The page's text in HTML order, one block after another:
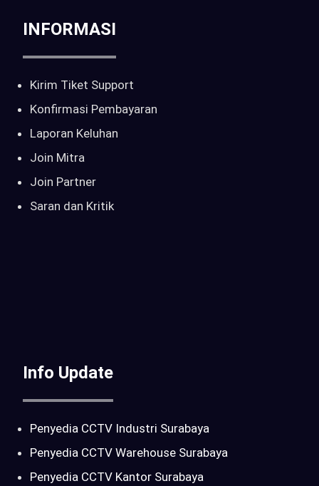
INFORMASI
Kirim Tiket Support
Konfirmasi Pembayaran
Laporan Keluhan
Join Mitra
Join Partner
Saran dan Kritik
Info Update
Penyedia CCTV Industri Surabaya
Penyedia CCTV Warehouse Surabaya
Penyedia CCTV Kantor Surabaya